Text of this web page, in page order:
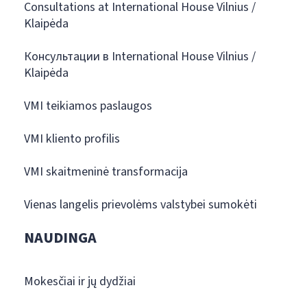
Consultations at International House Vilnius /
Klaipėda
Консультации в International House Vilnius /
Klaipėda
VMI teikiamos paslaugos
VMI kliento profilis
VMI skaitmeninė transformacija
Vienas langelis prievolėms valstybei sumokėti
NAUDINGA
Mokesčiai ir jų dydžiai